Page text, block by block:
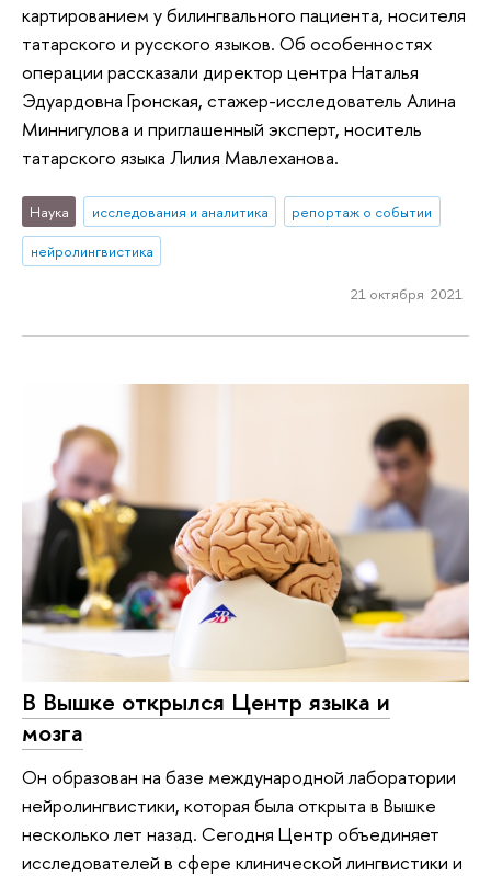
картированием у билингвального пациента, носителя
татарского и русского языков. Об особенностях
операции рассказали директор центра Наталья
Эдуардовна Гронская, стажер-исследователь Алина
Миннигулова и приглашенный эксперт, носитель
татарского языка Лилия Мавлеханова.
Наука исследования и аналитика
репортаж о событии
нейролингвистика
21 октября 2021
В Вышке открылся Центр языка и
мозга
Он образован на базе международной лаборатории
нейролингвистики, которая была открыта в Вышке
несколько лет назад. Сегодня Центр объединяет
исследователей в сфере клинической лингвистики и